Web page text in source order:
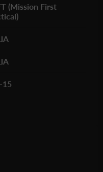
(Mission First
15